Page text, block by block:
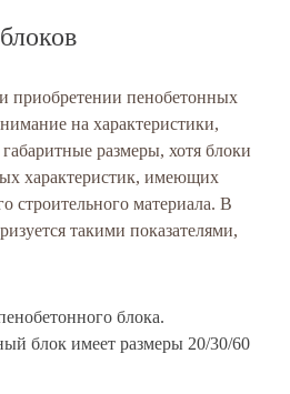
приобретении пенобетонных
на характеристики,
размеры, хотя блоки
характеристик, имеющих
строительного материала. В
такими показателями,
блока.
блок имеет размеры 20/30/60